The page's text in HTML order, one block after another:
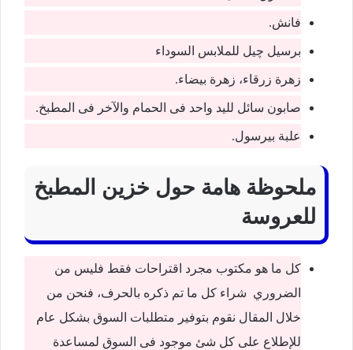
فانش.
برسيل چيل للملابس السوداء
زهرة زرقاء، زهرة بيضاء.
صابون سائل لليد واحد فى الحمام والآخر فى المطبخ.
علبة بيرسول.
ملحوظة هامة حول خزين المطبخ
للعروسة
كل ما هو مكتوب مجرد اقتراحات فقط فليس من
الضروري شراء كل ما تم ذكره بالحرف، فنحن من
خلال المقال نقوم بتوفير متطلبات السوق بشكل عام
للإطلاع على كل شئ موجود فى السوق لمساعدة